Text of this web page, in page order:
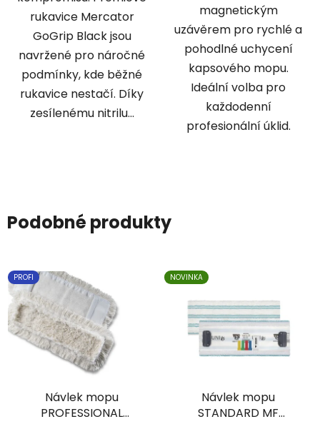
rukavice Mercator
GoGrip Black jsou
navržené pro náročné
podmínky, kde běžné
rukavice nestačí. Díky
zesílenému nitrilu...
magnetickým
uzávěrem pro rychlé a
pohodlné uchycení
kapsového mopu.
Ideální volba pro
každodenní
profesionální úklid.
Podobné produkty
PROFI
Návlek mopu
PROFESSIONAL
NOVINKA
Návlek mopu
STANDARD MF